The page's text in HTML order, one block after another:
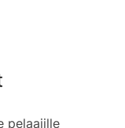
pelaajille